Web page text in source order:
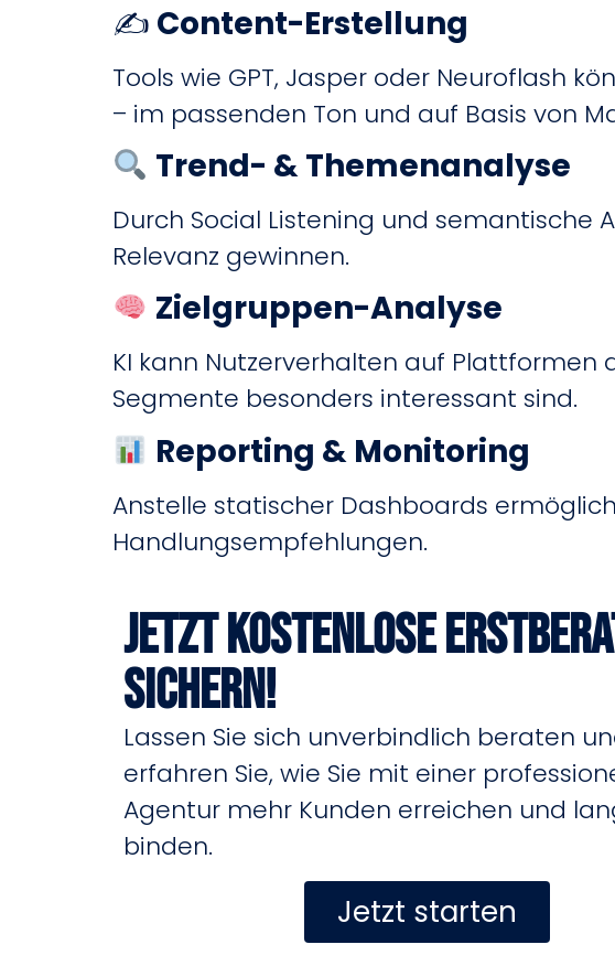
✍️ Content-Erstellung
Tools wie GPT, Jasper oder Neuroflash
– im passenden Ton und auf Basis von
Trend- & Themenanalyse
Durch Social Listening und semantische
Relevanz gewinnen.
Zielgruppen-Analyse
KI kann Nutzerverhalten auf
Segmente besonders interessant sind.
Reporting & Monitoring
Anstelle statischer Dashboards
Handlungsempfehlungen.
Jetzt kostenlose
sichern!
Lassen Sie sich unverbindlich beraten
erfahren Sie, wie Sie mit einer
Agentur mehr Kunden erreichen und
binden.
Jetzt starten